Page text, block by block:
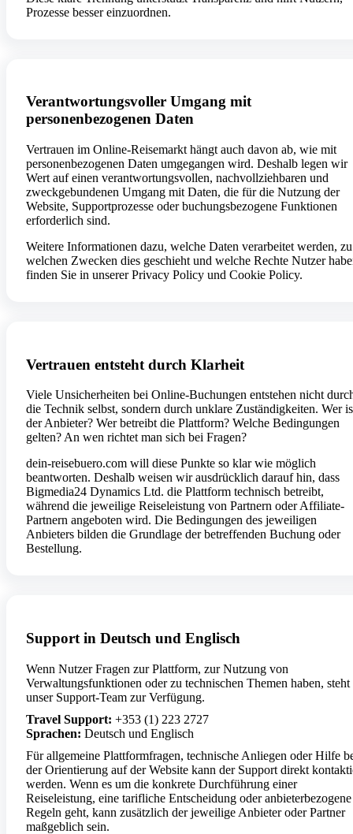
Prozesse besser einzuordnen.
Verantwortungsvoller Umgang mit
personenbezogenen Daten
Vertrauen im Online-Reisemarkt hängt auch davon ab, wie mit
personenbezogenen Daten umgegangen wird. Deshalb legen wir
Wert auf einen verantwortungsvollen, nachvollziehbaren und
zweckgebundenen Umgang mit Daten, die für die Nutzung der
Website, Supportprozesse oder buchungsbezogene Funktionen
erforderlich sind.
Weitere Informationen dazu, welche Daten verarbeitet werden, zu
welchen Zwecken dies geschieht und welche Rechte Nutzer
finden Sie in unserer Privacy Policy und Cookie Policy.
Vertrauen entsteht durch Klarheit
Viele Unsicherheiten bei Online-Buchungen entstehen nicht
die Technik selbst, sondern durch unklare Zuständigkeiten. Wer
der Anbieter? Wer betreibt die Plattform? Welche Bedingungen
gelten? An wen richtet man sich bei Fragen?
dein-reisebuero.com will diese Punkte so klar wie möglich
beantworten. Deshalb weisen wir ausdrücklich darauf hin, dass
Bigmedia24 Dynamics Ltd. die Plattform technisch betreibt,
während die jeweilige Reiseleistung von Partnern oder Affiliate-
Partnern angeboten wird. Die Bedingungen des jeweiligen
Anbieters bilden die Grundlage der betreffenden Buchung oder
Bestellung.
Support in Deutsch und Englisch
Wenn Nutzer Fragen zur Plattform, zur Nutzung von
Verwaltungsfunktionen oder zu technischen Themen haben, steht
unser Support-Team zur Verfügung.
Travel Support: +353 (1) 223 2727
Sprachen: Deutsch und Englisch
Für allgemeine Plattformfragen, technische Anliegen oder Hilfe
der Orientierung auf der Website kann der Support direkt
werden. Wenn es um die konkrete Durchführung einer
Reiseleistung, eine tarifliche Entscheidung oder anbieterbezogene
Regeln geht, kann zusätzlich der jeweilige Anbieter oder Partner
maßgeblich sein.